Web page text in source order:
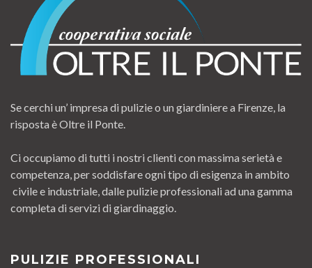
Se cerchi un’ impresa di pulizie o un giardiniere a Firenze, la
risposta è Oltre il Ponte.
Ci occupiamo di tutti i nostri clienti con massima serietà e
competenza, per soddisfare ogni tipo di esigenza in ambito
civile e industriale, dalle pulizie professionali ad una gamma
completa di servizi di giardinaggio.
PULIZIE PROFESSIONALI